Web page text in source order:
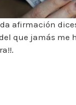
afirmación
que jamás me